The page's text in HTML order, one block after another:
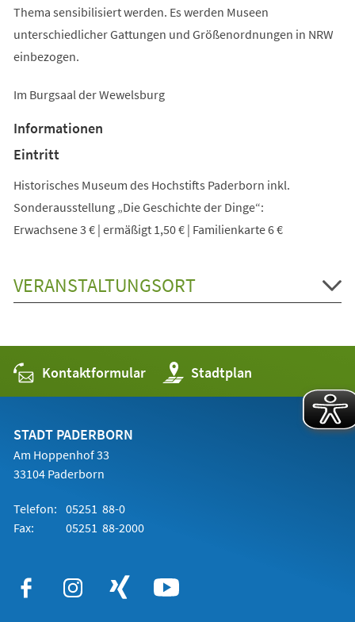
Thema sensibilisiert werden. Es werden Museen
unterschiedlicher Gattungen und Größenordnungen in NRW
einbezogen.
Im Burgsaal der Wewelsburg
Informationen
Eintritt
Historisches Museum des Hochstifts Paderborn inkl.
Sonderausstellung „Die Geschichte der Dinge“:
Erwachsene 3 € | ermäßigt 1,50 € | Familienkarte 6 €
VERANSTALTUNGSORT
Kontaktformular Stadtplan
(Öffnet
in
einem
STADT PADERBORN
Am Hoppenhof 33
33104 Paderborn
Telefon: 05251 88-0
Fax:
05251 88-2000